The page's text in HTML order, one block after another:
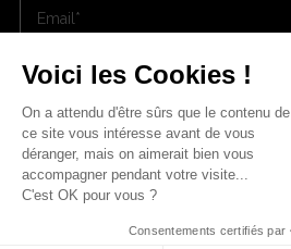
Voici les Cookies !
On a attendu d'être sûrs que le contenu de
ce site vous intéresse avant de vous
déranger, mais on aimerait bien vous
accompagner pendant votre visite...
C'est OK pour vous ?
Consentements certifiés par
Envoyer
LinkedIn
Instagram